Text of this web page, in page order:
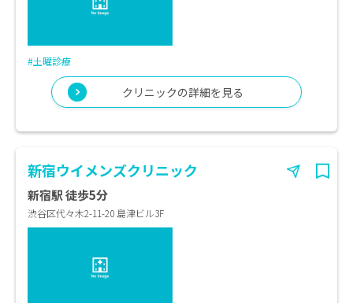
#土曜診療
クリニックの詳細を見る
新宿ウイメンズクリニック
新宿駅 徒歩5分
渋谷区代々木2-11-20 島津ビル3F